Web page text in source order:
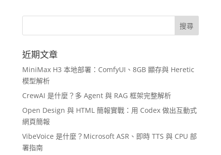
近期文章
MiniMax H3 本地部署：ComfyUI、8GB 顯存與 Heretic
模型解析
CrewAI 是什麼？多 Agent 與 RAG 框架完整解析
Open Design 與 HTML 簡報實戰：用 Codex 做出互動式
網頁簡報
VibeVoice 是什麼？Microsoft ASR、即時 TTS 與 CPU 部
署指南